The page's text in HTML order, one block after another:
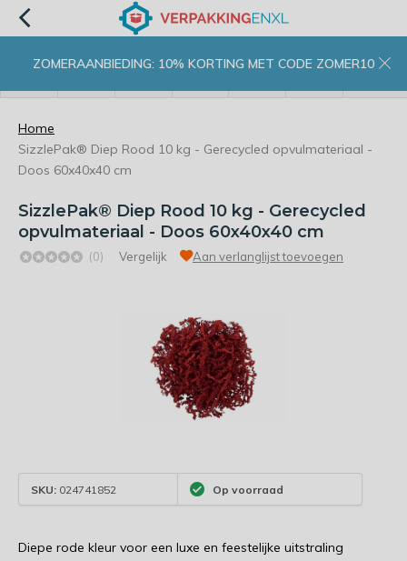
ZOMERAANBIEDING: 10% KORTING MET CODE ZOMER10
Home
SizzlePak® Diep Rood 10 kg - Gerecycled opvulmateriaal -
Doos 60x40x40 cm
SizzlePak® Diep Rood 10 kg - Gerecycled
opvulmateriaal - Doos 60x40x40 cm
(0) Vergelijk Aan verlanglijst toevoegen
SKU: 024741852 Op voorraad
Diepe rode kleur voor een luxe en feestelijke uitstraling